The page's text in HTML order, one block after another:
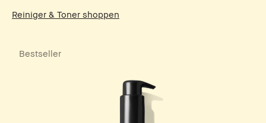
Reiniger & Toner shoppen
Bestseller